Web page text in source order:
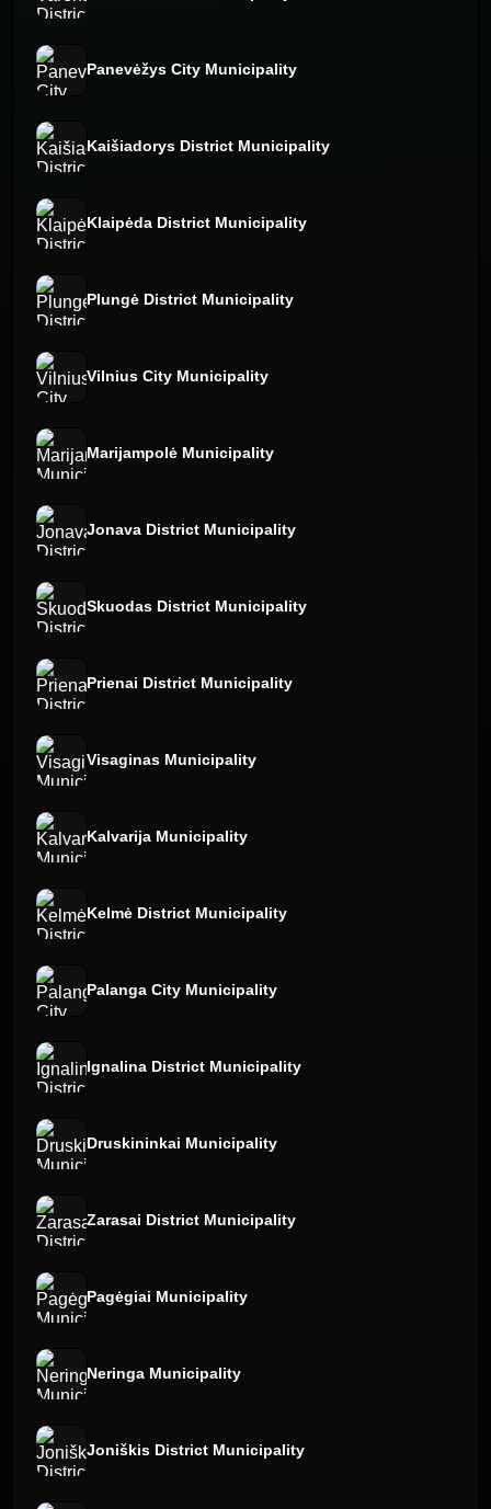
Panevėžys City Municipality
Kaišiadorys District Municipality
Klaipėda District Municipality
Plungė District Municipality
Vilnius City Municipality
Marijampolė Municipality
Jonava District Municipality
Skuodas District Municipality
Prienai District Municipality
Visaginas Municipality
Kalvarija Municipality
Kelmė District Municipality
Palanga City Municipality
Ignalina District Municipality
Druskininkai Municipality
Zarasai District Municipality
Pagėgiai Municipality
Neringa Municipality
Joniškis District Municipality